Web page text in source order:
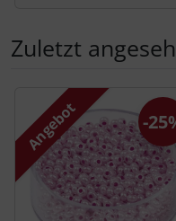
Zuletzt
Es folgt ein
Angebot -